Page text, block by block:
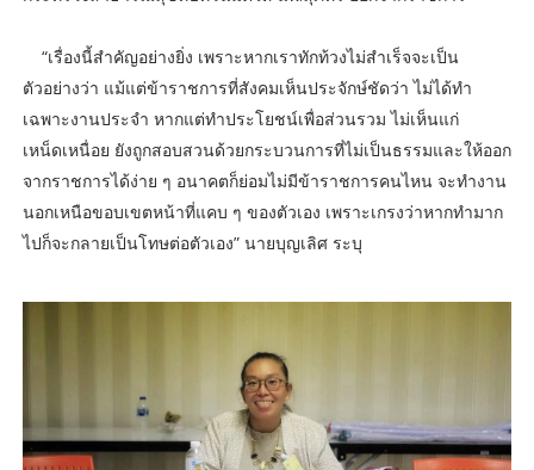
“เรื่องนี้สำคัญอย่างยิ่ง เพราะหากเราทักท้วงไม่สำเร็จจะเป็น
ตัวอย่างว่า แม้แต่ข้าราชการที่สังคมเห็นประจักษ์ชัดว่า ไม่ได้ทำ
เฉพาะงานประจำ หากแต่ทำประโยชน์เพื่อส่วนรวม ไม่เห็นแก่
เหน็ดเหนื่อย ยังถูกสอบสวนด้วยกระบวนการที่ไม่เป็นธรรมและให้ออก
จากราชการได้ง่าย ๆ อนาคตก็ย่อมไม่มีข้าราชการคนไหน จะทำงาน
นอกเหนือขอบเขตหน้าที่แคบ ๆ ของตัวเอง เพราะเกรงว่าหากทำมาก
ไปก็จะกลายเป็นโทษต่อตัวเอง” นายบุญเลิศ ระบุ